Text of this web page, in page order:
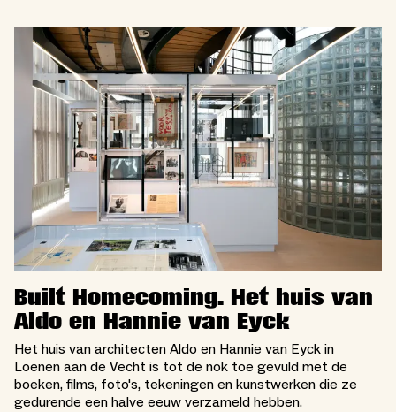
Built Homecoming. Het huis van
Aldo en Hannie van Eyck
Het huis van architecten Aldo en Hannie van Eyck in
Loenen aan de Vecht is tot de nok toe gevuld met de
boeken, films, foto's, tekeningen en kunstwerken die ze
gedurende een halve eeuw verzameld hebben.